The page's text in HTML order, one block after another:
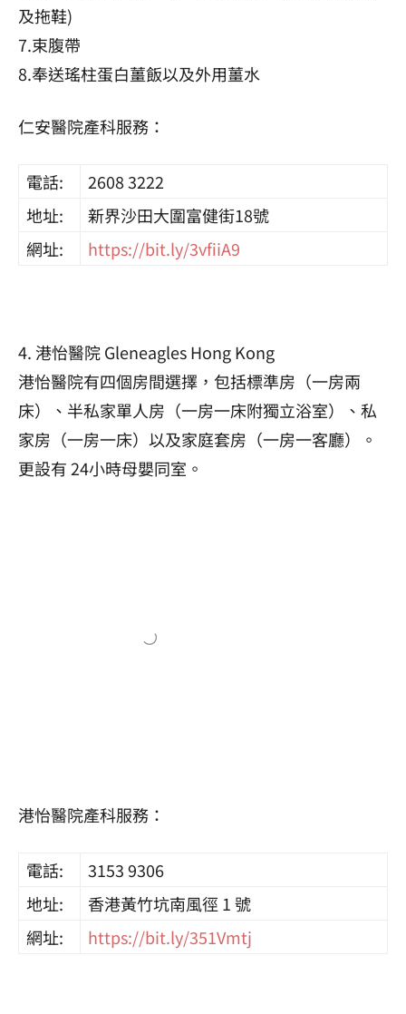
及拖鞋)
7.束腹帶
8.奉送瑤柱蛋白薑飯以及外用薑水
仁安醫院產科服務：
電話:
2608 3222
地址:
新界沙田大圍富健街18號
網址:
https://bit.ly/3vfiiA9
4. 港怡醫院 Gleneagles Hong Kong
港怡醫院有四個房間選擇，包括標準房（一房兩
床）、半私家單人房（一房一床附獨立浴室）、私
家房（一房一床）以及家庭套房（一房一客廳）。
更設有 24小時母嬰同室。
港怡醫院產科服務：
電話:
3153 9306
地址:
香港黃竹坑南風徑 1 號
網址:
https://bit.ly/351Vmtj